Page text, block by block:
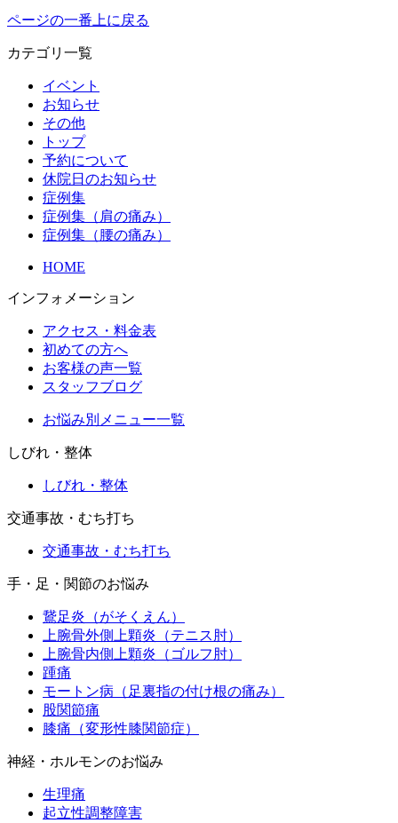
ページの一番上に戻る
カテゴリ一覧
イベント
お知らせ
その他
トップ
予約について
休院日のお知らせ
症例集
症例集（肩の痛み）
症例集（腰の痛み）
HOME
インフォメーション
アクセス・料金表
初めての方へ
お客様の声一覧
スタッフブログ
お悩み別メニュー一覧
しびれ・整体
しびれ・整体
交通事故・むち打ち
交通事故・むち打ち
手・足・関節のお悩み
鵞足炎（がそくえん）
上腕骨外側上顆炎（テニス肘）
上腕骨内側上顆炎（ゴルフ肘）
踵痛
モートン病（足裏指の付け根の痛み）
股関節痛
膝痛（変形性膝関節症）
神経・ホルモンのお悩み
生理痛
起立性調整障害